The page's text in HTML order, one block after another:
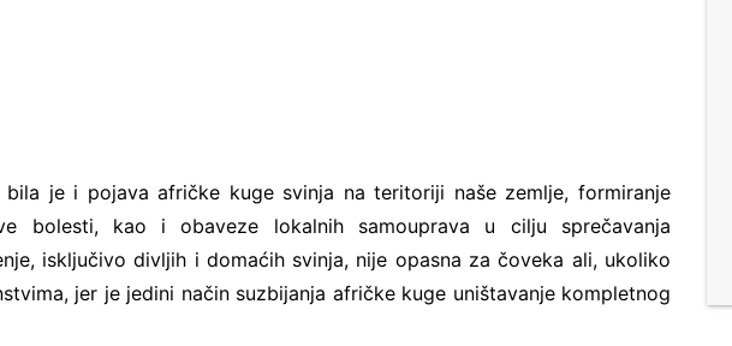
je i pojava afričke kuge svinja na teritoriji naše zemlje, formiranje
bolesti, kao i obaveze lokalnih samouprava u cilju sprečavanja
isključivo divljih i domaćih svinja, nije opasna za čoveka ali, ukoliko
jer je jedini način suzbijanja afričke kuge uništavanje kompletnog